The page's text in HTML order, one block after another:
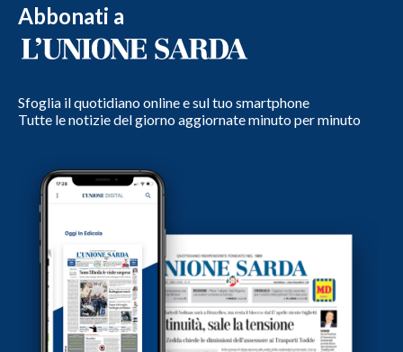
Abbonati a
Sfoglia il quotidiano online e sul tuo smartphone
Tutte le notizie del giorno aggiornate minuto per minuto